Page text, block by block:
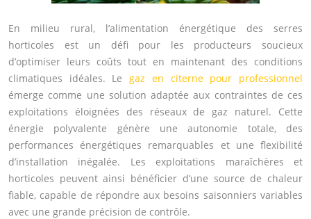
En milieu rural, l’alimentation énergétique des serres
horticoles est un défi pour les producteurs soucieux
d’optimiser leurs coûts tout en maintenant des conditions
climatiques idéales. Legaz en citerne pour professionnel
émerge comme une solution adaptée aux contraintes de ces
exploitations éloignées des réseaux de gaz naturel. Cette
énergie polyvalente génère une autonomie totale, des
performances énergétiques remarquables et une flexibilité
d’installation inégalée. Les exploitations maraîchères et
horticoles peuvent ainsi bénéficier d’une source de chaleur
fiable, capable de répondre aux besoins saisonniers variables
avec une grande précision de contrôle.